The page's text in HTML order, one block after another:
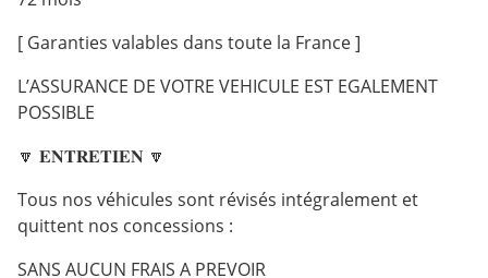
[ Garanties valables dans toute la France ]
L’ASSURANCE DE VOTRE VEHICULE EST EGALEMENT
POSSIBLE
🔽 𝐄𝐍𝐓𝐑𝐄𝐓𝐈𝐄𝐍 🔽
Tous nos véhicules sont révisés intégralement et
quittent nos concessions :
SANS AUCUN FRAIS A PREVOIR